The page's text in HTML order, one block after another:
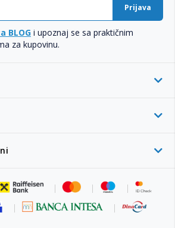
Prijava
BLOG i upoznaj se sa praktičnim
za kupovinu.